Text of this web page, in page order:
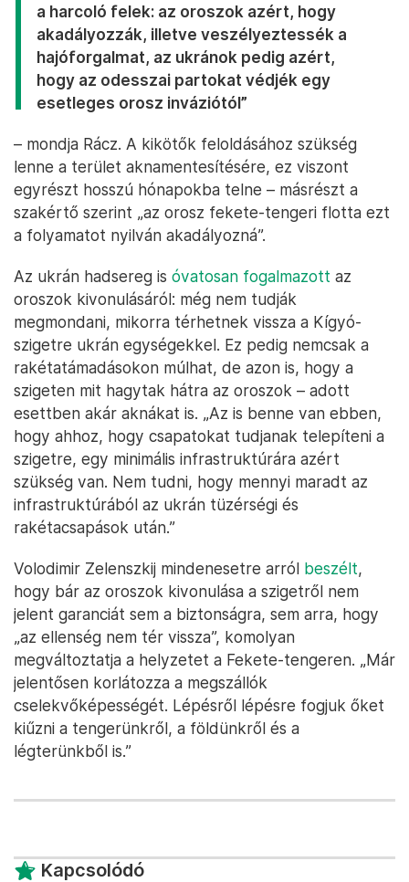
a harcoló felek: az oroszok azért, hogy
akadályozzák, illetve veszélyeztessék a
hajóforgalmat, az ukránok pedig azért,
hogy az odesszai partokat védjék egy
esetleges orosz inváziótól”
– mondja Rácz. A kikötők feloldásához szükség
lenne a terület aknamentesítésére, ez viszont
egyrészt hosszú hónapokba telne – másrészt a
szakértő szerint „az orosz fekete-tengeri flotta ezt
a folyamatot nyilván akadályozná”.
Az ukrán hadsereg is óvatosan fogalmazott az
oroszok kivonulásáról: még nem tudják
megmondani, mikorra térhetnek vissza a Kígyó-
szigetre ukrán egységekkel. Ez pedig nemcsak a
rakétatámadásokon múlhat, de azon is, hogy a
szigeten mit hagytak hátra az oroszok – adott
esettben akár aknákat is. „Az is benne van ebben,
hogy ahhoz, hogy csapatokat tudjanak telepíteni a
szigetre, egy minimális infrastruktúrára azért
szükség van. Nem tudni, hogy mennyi maradt az
infrastruktúrából az ukrán tüzérségi és
rakétacsapások után.”
Volodimir Zelenszkij mindenesetre arról beszélt,
hogy bár az oroszok kivonulása a szigetről nem
jelent garanciát sem a biztonságra, sem arra, hogy
„az ellenség nem tér vissza”, komolyan
megváltoztatja a helyzetet a Fekete-tengeren. „Már
jelentősen korlátozza a megszállók
cselekvőképességét. Lépésről lépésre fogjuk őket
kiűzni a tengerünkről, a földünkről és a
légterünkből is.”
Kapcsolódó